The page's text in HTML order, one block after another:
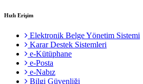
Hızlı Erişim
Elektronik Belge Yönetim Sistemi
Karar Destek Sistemleri
e-Kütüphane
e-Posta
e-Nabız
Bilgi Güvenliği